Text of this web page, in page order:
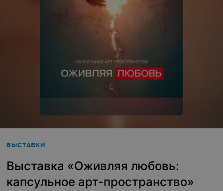
ВЫСТАВКИ
Выставка «‎Оживляя любовь:
капсульное арт-пространство»